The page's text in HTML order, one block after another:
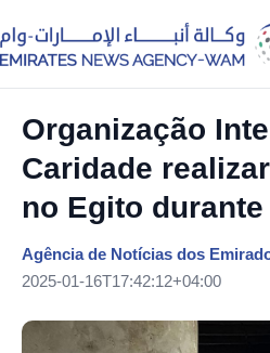
Organização
Caridade
no Egito durante
Agência de Notícias dos
2025-01-16T17:42:12+04:00